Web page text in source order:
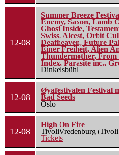
12-08
Summer Breeze
Enemy, Saxon, Lamb
Ghost Inside,
Swiss, Alcest, Orbit
Deafheaven, Future
Einer Freiheit, Alien
Thundermother,
Index, Parasite inc.,
Dinkelsbühl
12-08
Øyafestivalen Festival
Bad Seeds
Oslo
12-08
High On Fire
TivoliVredenburg
Tickets